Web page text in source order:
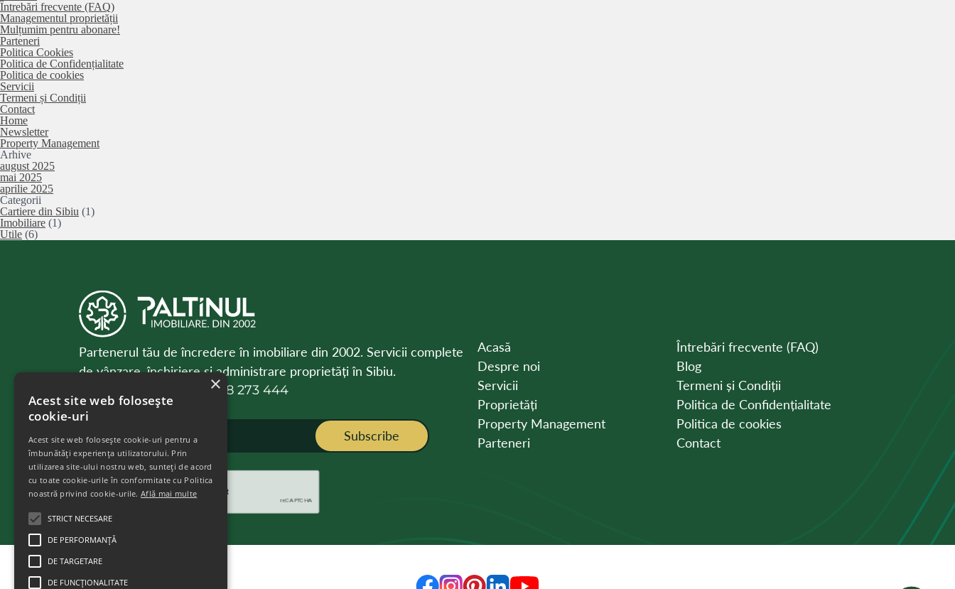
Întrebări frecvente (FAQ)
Managementul proprietății
Mulțumim pentru abonare!
Parteneri
Politica Cookies
Politica de Confidențialitate
Politica de cookies
Servicii
Termeni și Condiții
Contact
Home
Newsletter
Property Management
Arhive
august 2025
mai 2025
aprilie 2025
Categorii
Cartiere din Sibiu (1)
Imobiliare (1)
Utile (6)
Partenerul tău de încredere în imobiliare din 2002. Servicii complete
de vânzare, închiriere și administrare proprietăți în Sibiu.
0788 273 444
office@paltinul.ro
Subscribe
Acasă
Despre noi
Servicii
Proprietăți
Property Management
Parteneri
Întrebări frecvente (FAQ)
Blog
Termeni și Condiții
Politica de Confidențialitate
Politica de cookies
Contact
×
Acest site web folosește
cookie-uri
Acest site web folosește cookie-uri pentru a
îmbunătăți experiența utilizatorului. Prin
utilizarea site-ului nostru web, sunteți de acord
cu toate cookie-urile în conformitate cu Politica
noastră privind cookie-urile.Află mai multe
STRICT NECESARE
DE PERFORMANȚĂ
DE TARGETARE
DE FUNCŢIONALITATE